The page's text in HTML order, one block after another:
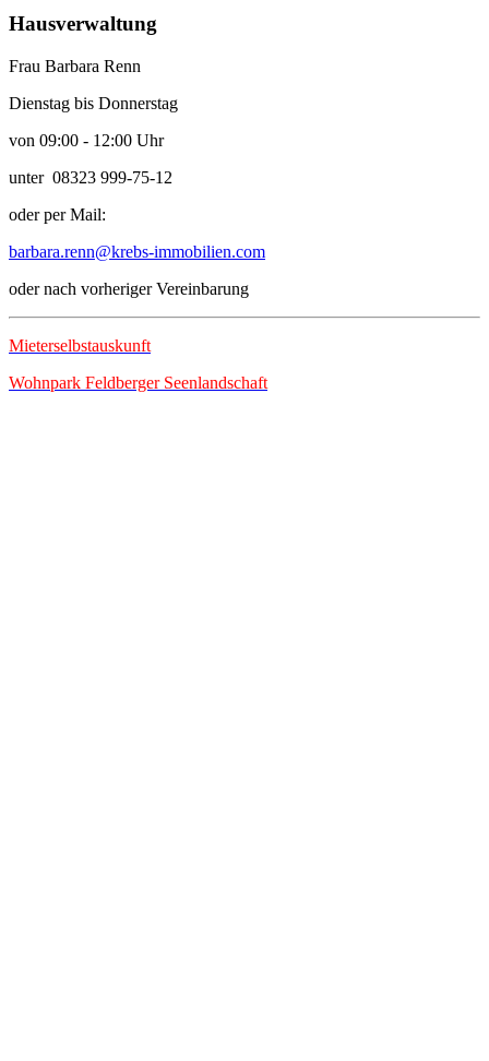
Hausverwaltung
Frau Barbara Renn
Dienstag bis Donnerstag
von 09:00 - 12:00 Uhr
unter 08323 999-75-12
oder per Mail:
barbara.renn@krebs-immobilien.com
oder nach vorheriger Vereinbarung
Mieterselbstauskunft
Wohnpark Feldberger Seenlandschaft